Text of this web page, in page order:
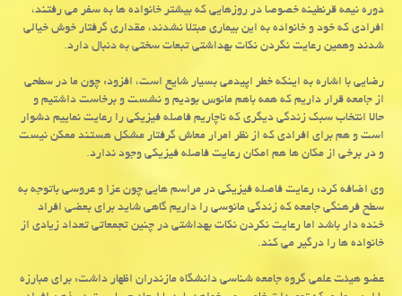
دوره نیمه قرنطینه خصوصا در روزهایی که بیشتر خانواده ها به سفر می رفتند،
افرادی که خود و خانواده به این بیماری مبتلا نشدند، مقداری گرفتار خوش خیالی
شدند وهمین رعایت نگردن نکات بهداشتی تبعات سختی به دنبال دارد.
رضایی با اشاره به اینکه خطر اپیدمی بسیار شایع است، افزود: چون ما در سطحی
از جامعه قرار داریم که همه باهم مانوس بودیم و نشست و برخاست داشتیم و
حالا انتخاب سبک زندگی دیگری که ناچاریم فاصله فیزیکی را رعایت نماییم دشوار
است و هم برای افرادی که از نظر امرار معاش گرفتار مشکل هستند ممکن نیست
و در برخی از مکان ها هم امکان رعایت فاصله فیزیکی وجود ندارد.
وی اضافه کرد: رعایت فاصله فیزیکی در مراسم هایی چون عزا و عروسی باتوجه به
سطح فرهنگی جامعه که زندگی مانوسی را داریم گاهی شاید برای بعضی افراد
خنده دار باشد اما رعایت نکردن نکات بهداشتی در چنین تجمعاتی تعداد زیادی از
خانواده ها را درگیر می کند.
عضو هیئت علمی گروه جامعه شناسی دانشگاه مازندران اظهار داشت: برای مبارزه